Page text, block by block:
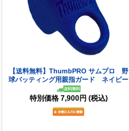
【送料無料】ThumbPRO サムプロ 野
球バッティング用親指ガード ネイビー
特別価格 7,900円 (税込)